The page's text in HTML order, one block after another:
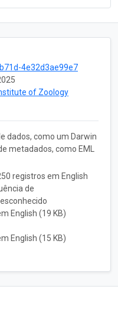
4e32d3ae99e7
of Zoology
dados, como um Darwin
metadados, como EML
registros em English
de
English (19 KB)
English (15 KB)